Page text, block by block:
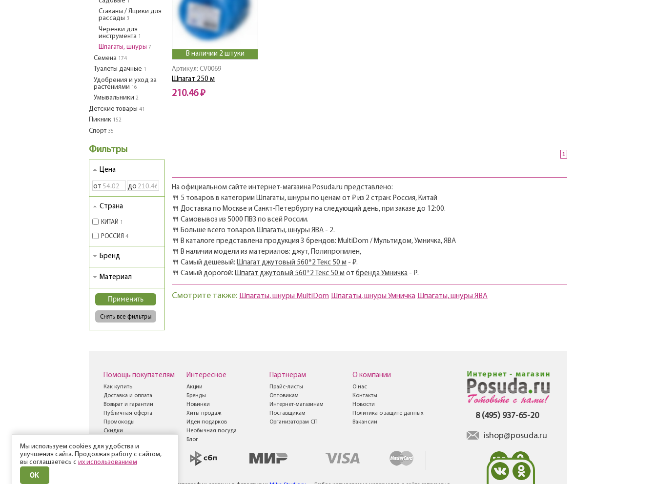
Стаканы / Ящики для
рассады 3
Черенки для
инструмента 1
Шпагаты, шнуры 7
Семена 174
Туалеты дачные 1
Удобрения и уход за
растениями 16
Умывальники 2
Детские товары 41
Пикник 152
Спорт 35
Фильтры
Цена
от до
Страна
КИТАЙ 1
РОССИЯ 4
Бренд
Материал
В наличии 2 штуки
Артикул: CV0069
Шпагат 250 м
210.46 ₽
1
На официальном сайте интернет-магазина Posuda.ru представлено:
🍴 5 товаров в категории Шпагаты, шнуры по ценам от ₽ из 2 стран: Россия, Китай
🍴 Доставка по Москве и Санкт-Петербургу на следующий день, при заказе до 12:00.
🍴 Самовывоз из 5000 ПВЗ по всей России.
🍴 Больше всего товаров Шпагаты, шнуры ЯВА - 2.
🍴 В каталоге представлена продукция 3 брендов: MultiDom / Мультидом, Умничка, ЯВА
🍴 В наличии модели из материалов: джут, Полипропилен,
🍴 Самый дешевый: Шпагат джутовый 560*2 Текс 50 м - ₽.
🍴 Самый дорогой: Шпагат джутовый 560*2 Текс 50 м от бренда Умничка - ₽.
Смотрите также: Шпагаты, шнуры MultiDom Шпагаты, шнуры Умничка Шпагаты, шнуры ЯВА
8 (495) 937-65-20
ishop@posuda.ru
Помощь покупателям
Как купить
Доставка и оплата
Возврат и гарантии
Публичная оферта
Промокоды
Скидки
предложений
Интересное
Акции
Бренды
Новинки
Хиты продаж
Идеи подарков
Необычная посуда
Блог
Партнерам
Прайс-листы
Оптовикам
Интернет-магазинам
Поставщикам
Организаторам СП
О компании
О нас
Контакты
Новости
Политика о защите данных
Вакансии
Мы используем cookies для удобства и
улучшения сайта. Продолжая работу с сайтом,
вы соглашаетесь с их использованием
ОК